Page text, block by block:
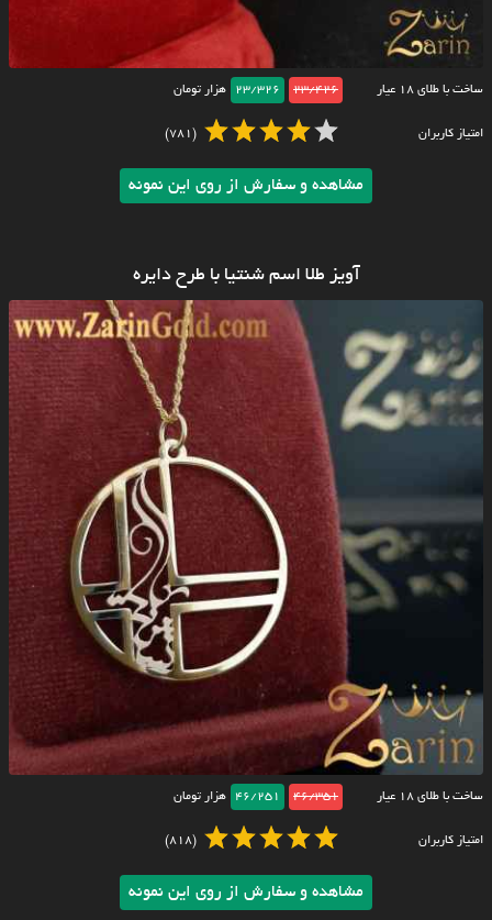
ساخت با طلای ۱۸ عیار 23/426
23/326 هزار تومان
امتیاز کاربران (781)
مشاهده و سفارش از روی این نمونه
آویز طلا اسم شنتیا با طرح دایره
ساخت با طلای ۱۸ عیار 46/351
46/251 هزار تومان
امتیاز کاربران (818)
مشاهده و سفارش از روی این نمونه